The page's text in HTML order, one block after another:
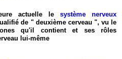
actuelle le système nerveux
de " deuxième cerveau ", vu le
qu'il contient et ses rôles
lui-même